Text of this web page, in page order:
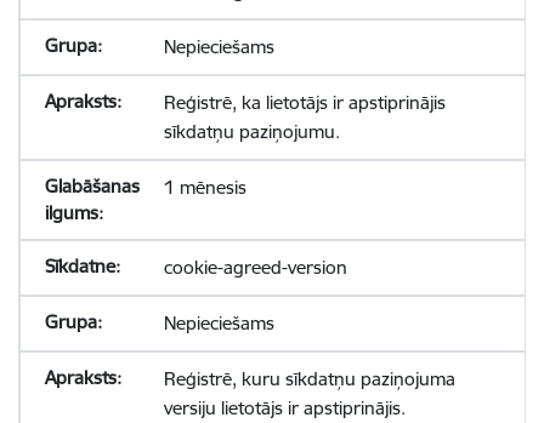
Nepieciešams
Reģistrē, ka lietotājs ir apstiprinājis
sīkdatņu paziņojumu.
1 mēnesis
cookie-agreed-version
Nepieciešams
Reģistrē, kuru sīkdatņu paziņojuma
versiju lietotājs ir apstiprinājis.